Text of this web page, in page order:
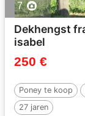
7
Dekhengst
isabel
250 €
Poney te koop
27 jaren